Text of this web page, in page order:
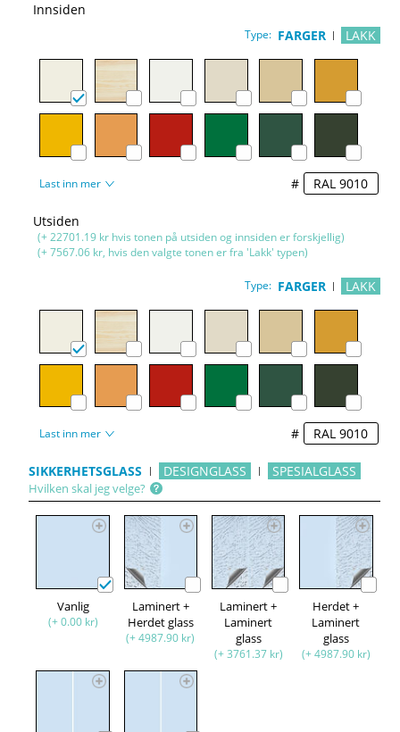
Innsiden
Type: FARGER LAKK
Last inn mer #
Utsiden
(+ 22701.19 kr hvis tonen på utsiden og innsiden er forskjellig)
(+ 7567.06 kr, hvis den valgte tonen er fra 'Lakk' typen)
Type: FARGER LAKK
Last inn mer #
SIKKERHETSGLASS DESIGNGLASS SPESIALGLASS
Hvilken skal jeg velge?
Vanlig
(+ 0.00 kr)
Laminert +
Herdet glass
(+ 4987.90 kr)
Laminert +
Laminert
glass
(+ 3761.37 kr)
Herdet +
Laminert
glass
(+ 4987.90 kr)